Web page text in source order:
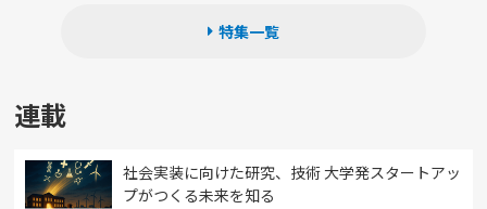
特集一覧
連載
社会実装に向けた研究、技術 大学発スタートアッ
プがつくる未来を知る